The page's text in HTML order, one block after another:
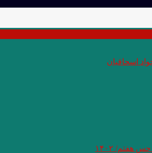
اسحاقیان
هفتم/ ۱۴۰۲